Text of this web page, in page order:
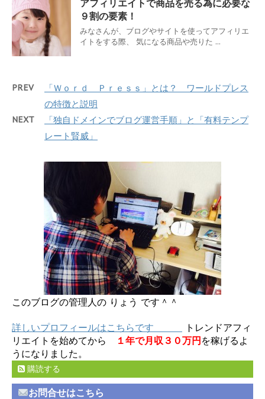
アフィリエイトで商品を売る為に必要な
９割の要素！
みなさんが、ブログやサイトを使ってアフィリエ
イトをする際、 気になる商品や売りた ...
PREV
「Ｗｏｒｄ Ｐｒｅｓｓ」とは？ ワールドプレス
の特徴と説明
NEXT
「独自ドメインでブログ運営手順」と「有料テンプ
レート賢威」
このブログの管理人の りょう です＾＾
詳しいプロフィールはこちらです
トレンドアフィ
リエイトを始めてから
１年で月収３０万円 を稼げるよ
うになりました。
購読する
お問合せはこちら